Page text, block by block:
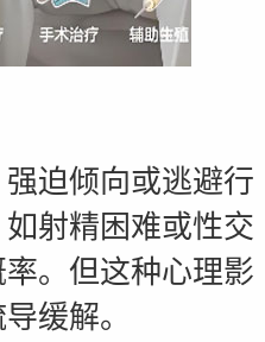
迫倾向或逃避行
射精困难或性交
。但这种心理影
缓解。